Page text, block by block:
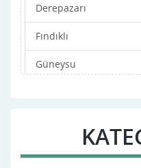
Derepazarı
Fındıklı
Güneysu